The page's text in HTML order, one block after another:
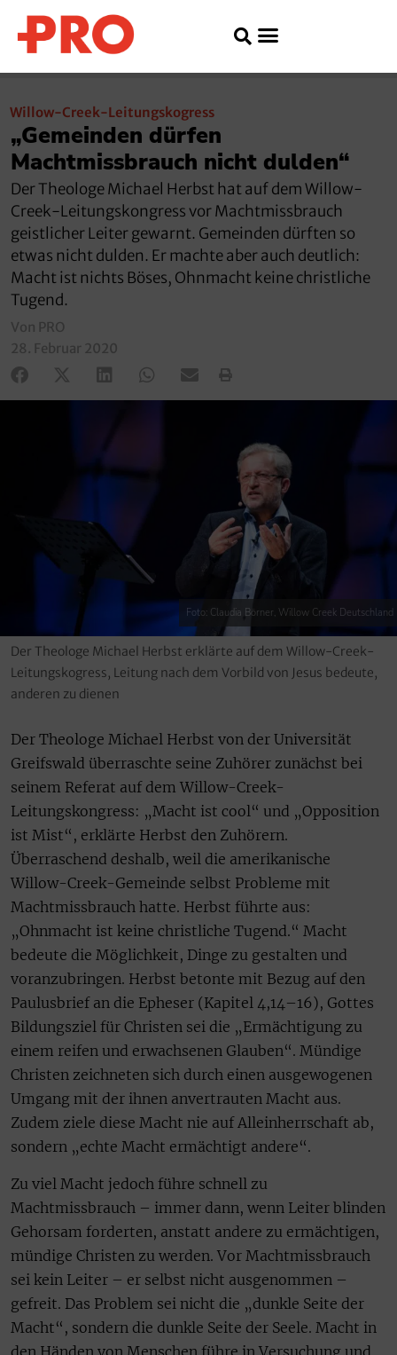
Willow-Creek-Leitungskogress
„Gemeinden dürfen
Machtmissbrauch nicht dulden“
Der Theologe Michael Herbst hat auf dem Willow-
Creek-Leitungskongress vor Machtmissbrauch
geistlicher Leiter gewarnt. Gemeinden dürften so
etwas nicht dulden. Er machte aber auch deutlich:
Macht ist nichts Böses, Ohnmacht keine christliche
Tugend.
Von PRO
28. Februar 2020
Foto: Claudia Börner, Willow Creek Deutschland
Der Theologe Michael Herbst erklärte auf dem Willow-Creek-
Leitungskogress, Leitung nach dem Vorbild von Jesus bedeute,
anderen zu dienen
Der Theologe Michael Herbst von der Universität
Greifswald überraschte seine Zuhörer zunächst bei
seinem Referat auf dem Willow-Creek-
Leitungskongress: „Macht ist cool“ und „Opposition
ist Mist“, erklärte Herbst den Zuhörern.
Überraschend deshalb, weil die amerikanische
Willow-Creek-Gemeinde selbst Probleme mit
Machtmissbrauch hatte. Herbst führte aus:
„Ohnmacht ist keine christliche Tugend.“ Macht
bedeute die Möglichkeit, Dinge zu gestalten und
voranzubringen. Herbst betonte mit Bezug auf den
Paulusbrief an die Epheser (Kapitel 4,14–16), Gottes
Bildungsziel für Christen sei die „Ermächtigung zu
einem reifen und erwachsenen Glauben“. Mündige
Christen zeichneten sich durch einen ausgewogenen
Umgang mit der ihnen anvertrauten Macht aus.
Zudem ziele diese Macht nie auf Alleinherrschaft ab,
sondern „echte Macht ermächtigt andere“.
Zu viel Macht jedoch führe schnell zu
Machtmissbrauch – immer dann, wenn Leiter blinden
Gehorsam forderten, anstatt andere zu ermächtigen,
mündige Christen zu werden. Vor Machtmissbrauch
sei kein Leiter – er selbst nicht ausgenommen –
gefreit. Das Problem sei nicht die „dunkle Seite der
Macht“, sondern die dunkle Seite der Seele. Macht in
den Händen von Menschen führe in Versuchung und